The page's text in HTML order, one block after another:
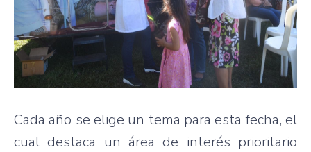
Cada año se elige un tema para esta fecha, el
cual destaca un área de interés prioritario